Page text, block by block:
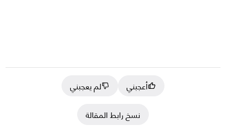
أعجبني
لم يعجبني
نسخ رابط المقالة